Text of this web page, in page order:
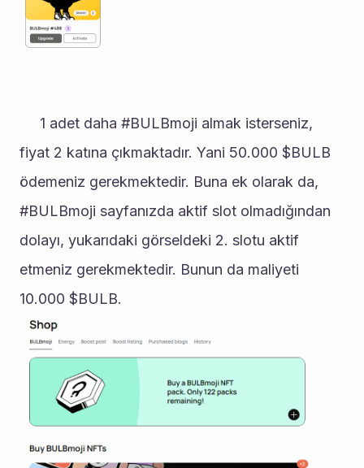
fiyat 2 katına çıkmaktadır. Yani 50.000 $BULB
ödemeniz gerekmektedir. Buna ek olarak da,
#BULBmoji sayfanızda aktif slot olmadığından
dolayı, yukarıdaki görseldeki 2. slotu aktif
etmeniz gerekmektedir. Bunun da maliyeti
10.000 $BULB.